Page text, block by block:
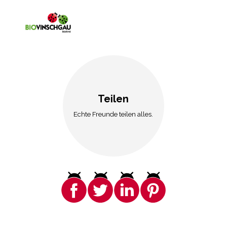
Teilen
Echte Freunde teilen alles.